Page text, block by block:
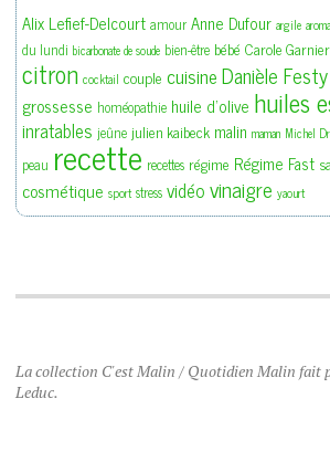
Alix Lefief-Delcourt amour Anne Dufour argile
du lundi bicarbonate de soude bien-être bébé Carole Garnier
citron cocktail couple cuisineDanièle Festy
grossesse homéopathie huile d'olive huiles
inratables jeûne julien kaibeck malin maman Michel
peau recette recettes régime Régime Fast
cosmétique sport stress vidéovinaigre yaourt
La collection C'est Malin / Quotidien Malin fait
Leduc.